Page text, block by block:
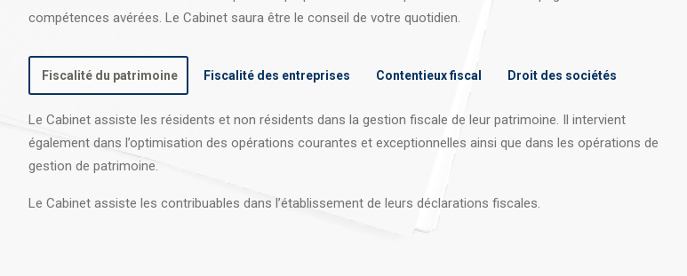
compétences avérées. Le Cabinet saura être le conseil de votre quotidien.
Fiscalité du patrimoine Fiscalité des entreprises Contentieux fiscal Droit des sociétés
Le Cabinet assiste les résidents et non résidents dans la gestion fiscale de leur patrimoine. Il intervient
également dans l’optimisation des opérations courantes et exceptionnelles ainsi que dans les opérations de
gestion de patrimoine.
Le Cabinet assiste les contribuables dans l’établissement de leurs déclarations fiscales.